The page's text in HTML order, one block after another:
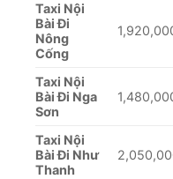
Taxi Nội
Bài Đi
Nông
Cống
Taxi Nội
Bài Đi Nga
Sơn
Taxi Nội
Bài Đi Như
Thanh